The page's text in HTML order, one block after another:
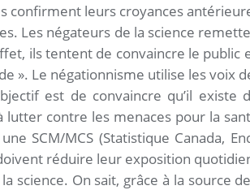
confirment leurs croyances
Les négateurs de la science
ils tentent de convaincre le public
». Le négationnisme utilise les
est de convaincre qu’il existe
contre les menaces pour la
SCM/MCS (Statistique Canada,
réduire leur exposition
science. On sait, grâce à la source